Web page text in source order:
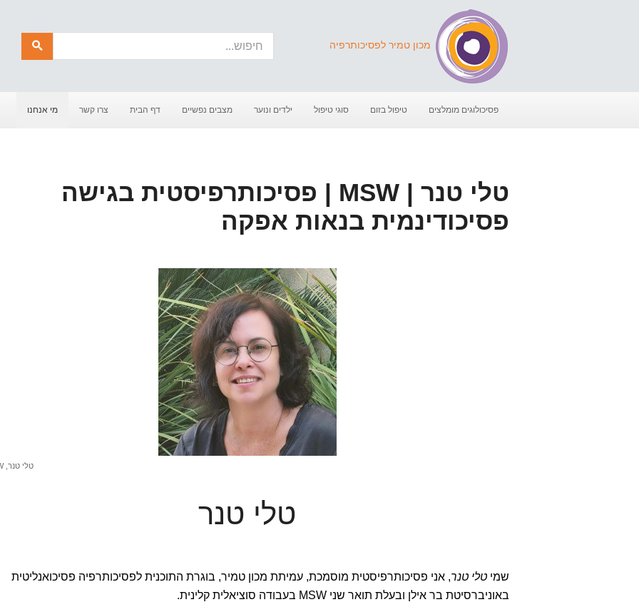
מכון טמיר לפסיכותרפיה
חיפוש
פסיכולוגים מומלצים טיפול בזום סוגי טיפול ילדים ונוער מצבים נפשיים דף הבית צרו קשר מי אנחנו
טלי טנר | MSW | פסיכותרפיסטית בגישה
פסיכודינמית בנאות אפקה
טלי טנר, MSW
טלי טנר
שמי טלי טנר, אני פסיכותרפיסטית מוסמכת, עמיתת מכון טמיר, בוגרת התוכנית לפסיכותרפיה פסיכואנליטית
באוניברסיטת בר אילן ובעלת תואר שני MSW בעבודה סוציאלית קלינית.